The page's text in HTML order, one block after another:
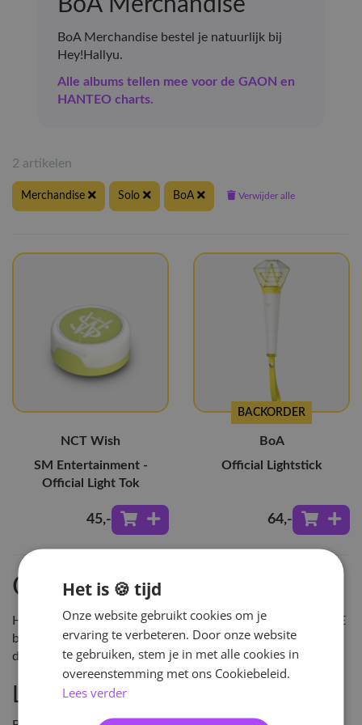
BoA Merchandise
BoA Merchandise bestel je natuurlijk bij
Hey!Hallyu.
Alle albums tellen mee voor de GAON en
HANTEO charts.
2 artikelen
Merchandise Solo BoA Verwijder alle
NCT Wish
SM Entertainment -
Official Light Tok
45,-
BACKORDER
BoA
Official Lightstick
64,-
Ontdek BoA Merchandise
Hey!Hallyu is de grootste leverancier van KPOP in NL & BE
bestel BoA Merchandise en vele andere KPOP artikelen
direct online of kom langs in onze winkel in Arnhem!
Laatste Releases
Het is 🍪 tijd
Onze website gebruikt cookies om je
ervaring te verbeteren. Door onze website
te gebruiken, stem je in met alle cookies in
overeenstemming met ons Cookiebeleid.
Lees verder